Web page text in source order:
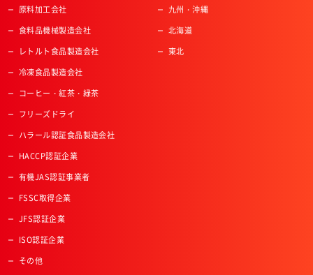
原料加工会社
食料品機械製造会社
レトルト食品製造会社
冷凍食品製造会社
コーヒー・紅茶・緑茶
フリーズドライ
ハラール認証食品製造会社
HACCP認証企業
有機JAS認証事業者
FSSC取得企業
JFS認証企業
ISO認証企業
その他
九州・沖縄
北海道
東北